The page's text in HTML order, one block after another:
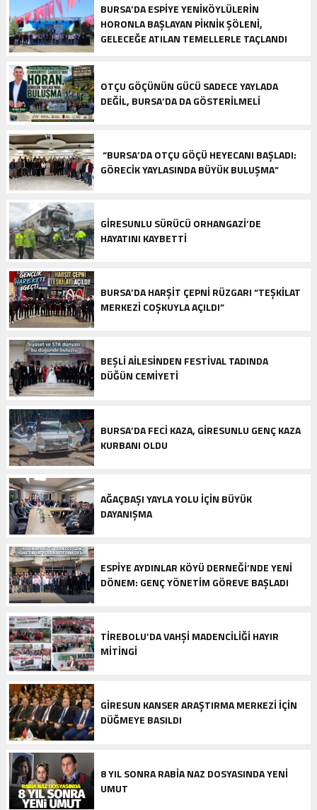
BURSA’DA ESPIYE YENIKÖYLÜLERIN
HORONLA BAŞLAYAN PIKNIK ŞÖLENI,
GELECEĞE ATILAN TEMELLERLE TAÇLANDI
OTÇU GÖÇÜNÜN GÜCÜ SADECE YAYLADA
DEĞIL, BURSA’DA DA GÖSTERILMELI
“BURSA’DA OTÇU GÖÇÜ HEYECANI BAŞLADI:
GÖRECIK YAYLASINDA BÜYÜK BULUŞMA”
GIRESUNLU SÜRÜCÜ ORHANGAZI’DE
HAYATINI KAYBETTI
BURSA’DA HARŞIT ÇEPNI RÜZGARI “TEŞKILAT
MERKEZI COŞKUYLA AÇILDI”
BEŞLI AILESINDEN FESTIVAL TADINDA
DÜĞÜN CEMIYETI
BURSA’DA FECI KAZA, GIRESUNLU GENÇ KAZA
KURBANI OLDU
AĞAÇBAŞI YAYLA YOLU İÇIN BÜYÜK
DAYANIŞMA
ESPIYE AYDINLAR KÖYÜ DERNEĞI’NDE YENI
DÖNEM: GENÇ YÖNETIM GÖREVE BAŞLADI
TIREBOLU’DA VAHŞI MADENCILIĞI HAYIR
MITINGI
GIRESUN KANSER ARAŞTIRMA MERKEZI İÇIN
DÜĞMEYE BASILDI
8 YIL SONRA RABIA NAZ DOSYASINDA YENI
UMUT